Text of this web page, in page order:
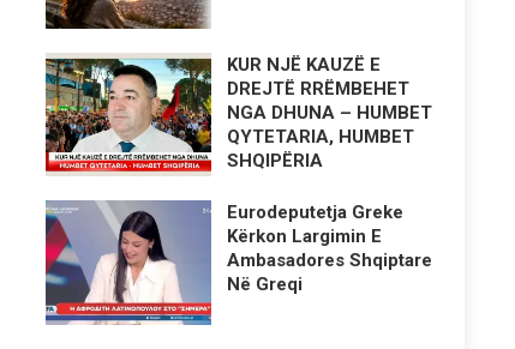
KUR NJË KAUZË E
DREJTË RRËMBEHET
NGA DHUNA – HUMBET
QYTETARIA, HUMBET
SHQIPËRIA
Eurodeputetja Greke
Kërkon Largimin E
Ambasadores Shqiptare
Në Greqi